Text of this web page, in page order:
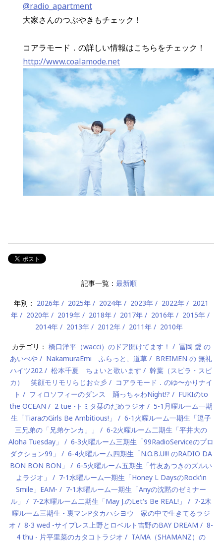
@radio_apartment
大家さんのつぶやきもチェック！
コアラモード．の詳しい情報はこちらをチェック！
http://www.coalamode.net
記事一覧： 最新順
年別： 2026年 2025年 2024年 2023年 2022年
2021
年
2020年 2019年 2018年 2017年 2016年
2015年
2014年
2013年 2012年 2011年 2010年
カテゴリ： 橋口洋平（wacci）のドア開けてます！
冨岡 愛 の
あいべや
NakamuraEmi ふらっと、道草
BREIMEN の 無礼
ハイツ202
松本千夏 ちょいと歌います
幹葉（スピラ・スピ
カ） 笑顔モリモリらじお☆彡
コアラモード．のゆ〜かりナイ
ト
フィロソフィーのダンス 踊っちゃわNight!?
FUKIのto
the OCEAN
2 tue -トミタ栞のだめラジオ
5-1月曜ルーム一期
生「TiaraのGirls Be Ambitious!」
6-1火曜ルーム一期生「逗子
三兄弟の「兄弟ケンカ」」
6-2火曜ルーム二期生「平井大の
Aloha Tuesday」
6-3火曜ルーム三期生「99RadioServiceのプロ
ダクション99」
6-4火曜ルーム四期生「N.O.B.U!!! のRADIO DA
BON BON BON」
6-5火曜ルーム五期生「竹友あつきのズルい
よラジオ」
7-1水曜ルーム一期生「Honey L DaysのRock'in
Smile」EAM-
7-1木曜ルーム一期生「Anyの沈黙のゼミナー
ル」
7-2木曜ルーム二期生「May J.のLet's Be REAL!」
7-2木
曜ルーム三期生 - 裏マンPタカハシヨウ 家の中で生きてるラジ
オ
8-3 wed -サイプレス上野とロベルト吉野のBAY DREAM
8-
4 thu - 片平里菜のカタコトラジオ
TAMA（SHAMANZ）の